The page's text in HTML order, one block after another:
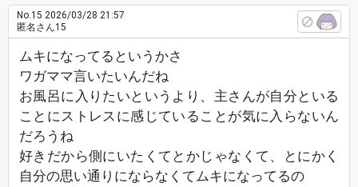
No.15 2026/03/28 21:57
匿名さん15
ムキになってるというかさ
ワガママ言いたいんだね
お風呂に入りたいというより、主さんが自分といる
ことにストレスに感じていることが気に入らないん
だろうね
好きだから側にいたくてとかじゃなくて、とにかく
自分の思い通りにならなくてムキになってるの